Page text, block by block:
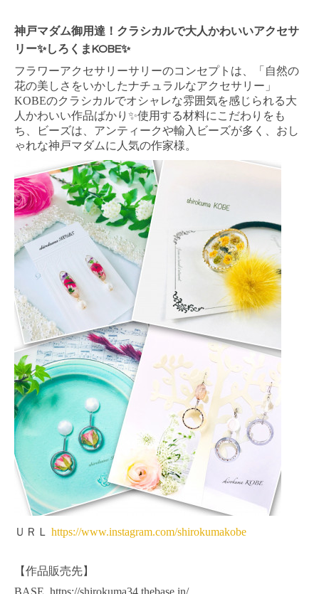
神戸マダム御用達！クラシカルで大人かわいいアクセサ
リー✨しろくまKOBE✨
フラワーアクセサリーサリーのコンセプトは、「自然の
花の美しさをいかしたナチュラルなアクセサリー」
KOBEのクラシカルでオシャレな雰囲気を感じられる大
人かわいい作品ばかり ✨使用する材料にこだわりをも
ち、ビーズは、アンティークや輸入ビーズが多く、おし
ゃれな神戸マダムに人気の作家様。
ＵＲＬ https://www.instagram.com/shirokumakobe
【作品販売先】
BASE https://shirokuma34.thebase.in/